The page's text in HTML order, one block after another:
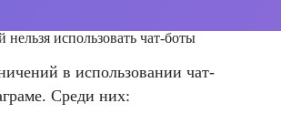
нельзя использовать чат-боты
в использовании чат-
Среди них: